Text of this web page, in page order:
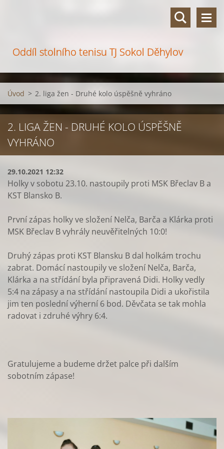
Oddíl stolního tenisu TJ Sokol Děhylov
Úvod > 2. liga žen - Druhé kolo úspěšně vyhráno
2. LIGA ŽEN - DRUHÉ KOLO ÚSPĚŠNĚ
VYHRÁNO
29.10.2021 12:32
Holky v sobotu 23.10. nastoupily proti MSK Břeclav B a
KST Blansko B.
První zápas holky ve složení Nelča, Barča a Klárka proti
MSK Břeclav B vyhrály neuvěřitelných 10:0!
Druhý zápas proti KST Blansku B dal holkám trochu
zabrat. Domácí nastoupily ve složení Nelča, Barča,
Klárka a na střídání byla připravená Didi. Holky vedly
5:4 na zápasy a na střídání nastoupila Didi a ukořistila
jim ten poslední výherní 6 bod. Děvčata se tak mohla
radovat i zdruhé výhry 6:4.
Gratulujeme a budeme držet palce při dalším
sobotním zápase!